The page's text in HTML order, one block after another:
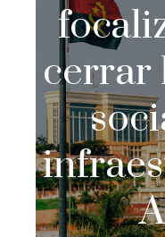
cerrar